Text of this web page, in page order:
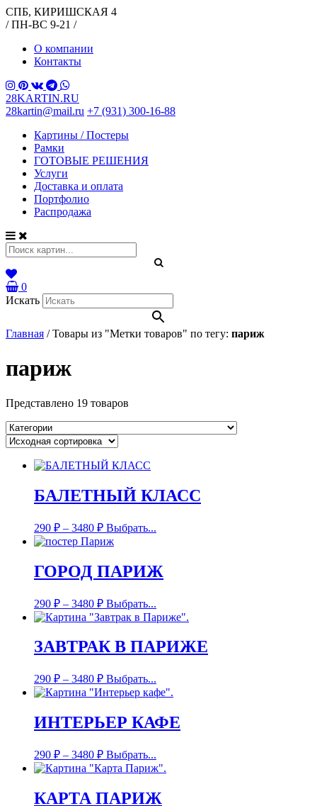
СПБ, КИРИШСКАЯ 4
/ ПН-ВС 9-21 /
О компании
Контакты
28KARTIN.RU
28kartin@mail.ru +7 (931) 300-16-88
Картины / Постеры
Рамки
ГОТОВЫЕ РЕШЕНИЯ
Услуги
Доставка и оплата
Портфолио
Распродажа
0
Искать
Главная /Товары из "Метки товаров" по тегу: париж
париж
Представлено 19 товаров
БАЛЕТНЫЙ КЛАСС
290 ₽ – 3480 ₽ Выбрать...
ГОРОД ПАРИЖ
290 ₽ – 3480 ₽ Выбрать...
ЗАВТРАК В ПАРИЖЕ
290 ₽ – 3480 ₽ Выбрать...
ИНТЕРЬЕР КАФЕ
290 ₽ – 3480 ₽ Выбрать...
КАРТА ПАРИЖ